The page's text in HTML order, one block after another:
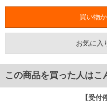
お気に入
この商品を買った人はこ
【受付